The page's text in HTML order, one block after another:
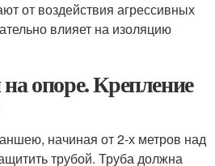
от воздействия агрессивных
влияет на изоляцию
опоре. Крепление
начиная от 2-х метров над
трубой. Труба должна